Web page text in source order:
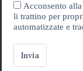
Acconsento
li trattino per
automatizzate e
Invia